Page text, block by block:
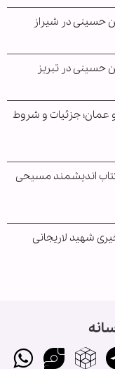
حسینی در شیراز
حسینی در تبریز
و عمان؛ جزئیات و شروط
اندیشمند مسیحی
شهید لاریجانی